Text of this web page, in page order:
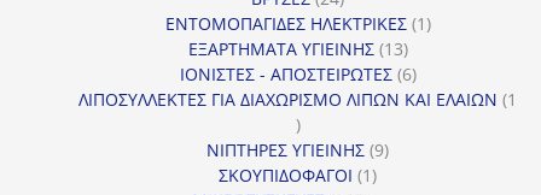
προϊόντα
ΕΝΤΟΜΟΠΑΓΙΔΕΣ ΗΛΕΚΤΡΙΚΕΣ 11
ΕΞΑΡΤΗΜΑΤΑ ΥΓΙΕΙΝΗΣ 1313
προϊόντα
ΙΟΝΙΣΤΕΣ - ΑΠΟΣΤΕΙΡΩΤΕΣ 66
προϊόντα
ΛΙΠΟΣΥΛΛΕΚΤΕΣ ΓΙΑ ΔΙΑΧΩΡΙΣΜΟ ΛΙΠΩΝ ΚΑΙ ΕΛΑΙΩΝ 1
1
προϊόν
ΝΙΠΤΗΡΕΣ ΥΓΙΕΙΝΗΣ 99
ΣΚΟΥΠΙΔΟΦΑΓΟΙ 11